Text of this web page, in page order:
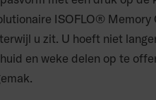
ISOFLO® Memory
u zit. U hoeft niet
en weke delen op te